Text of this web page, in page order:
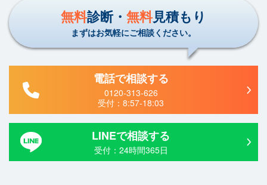
無料診断・ 無料見積もり
まずはお気軽にご相談ください。
電話で相談する
0120-313-626
受付：8:57-18:03
LINEで相談する
受付：24時間365日